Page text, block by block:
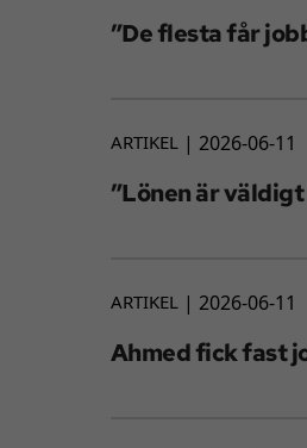
”De flesta får
ARTIKEL 2026-06-11
”Lönen är
ARTIKEL 2026-06-11
Ahmed fick fast